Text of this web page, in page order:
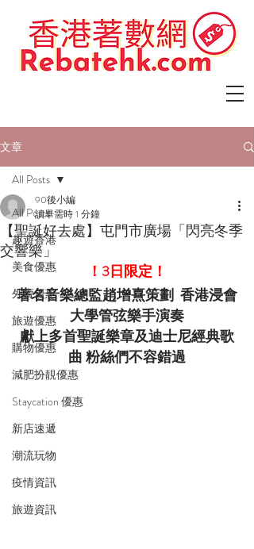
文章
All Posts
趣遊香港
美食優惠
外賣優惠
旅遊優惠
購物優惠
減肥扮靚優惠
Staycation 優惠
新店速遞
潮流玩物
疫情資訊
旅遊資訊
All Posts
【聖誕好去處】屯門市廣場「閃亮冬季
交響樂」
90後小編
讀畢需時 1 分鐘
！3日限定！
著名音樂總監趙增熹策劃  香港浸會
大學管弦樂手演奏
獻上多首聖誕樂章及迪士尼經典歌
曲 粉絲們不容錯過